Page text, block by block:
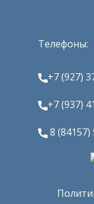
Телефоны:
+7 (927)
+7 (937)
8 (84157)